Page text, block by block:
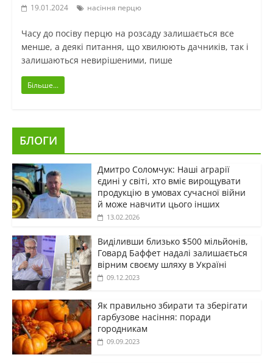
19.01.2024 насіння перцю
Часу до посіву перцю на розсаду залишається все
менше, а деякі питання, що хвилюють дачників, так і
залишаються невирішеними, пише
Більше...
БЛОГИ
Дмитро Соломчук: Наші аграрії
єдині у світі, хто вміє вирощувати
продукцію в умовах сучасної війни
й може навчити цього інших
13.02.2026
Виділивши близько $500 мільйонів,
Говард Баффет надалі залишається
вірним своєму шляху в Україні
09.12.2023
Як правильно збирати та зберігати
гарбузове насіння: поради
городникам
09.09.2023